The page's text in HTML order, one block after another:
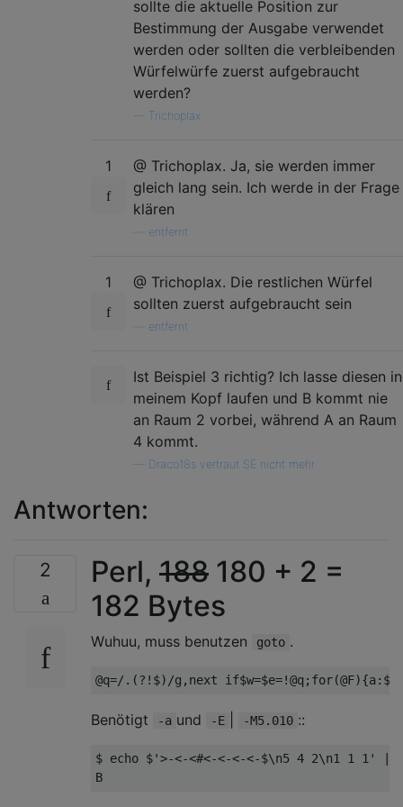
sollte die aktuelle Position zur
Bestimmung der Ausgabe verwendet
werden oder sollten die verbleibenden
Würfelwürfe zuerst aufgebraucht
werden?
Trichoplax
1
@ Trichoplax. Ja, sie werden immer
gleich lang sein. Ich werde in der Frage
klären
entfernt
1
@ Trichoplax. Die restlichen Würfel
sollten zuerst aufgebraucht sein
entfernt
Ist Beispiel 3 richtig? Ich lasse diesen in
meinem Kopf laufen und B kommt nie
an Raum 2 vorbei, während A an Raum
4 kommt.
Draco18s vertraut SE nicht mehr
Antworten:
2 Perl, 188 180 + 2 =
182 Bytes
Wuhuu, muss benutzen goto .
Benötigt -a und -E -M5.010 ::
$ echo $'>-<-<#<-<-<-<-$\n5 4 2\n1 1 1' |